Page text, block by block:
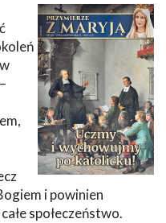
i powinien
społeczeństwo.